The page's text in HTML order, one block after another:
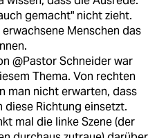
gemacht" nicht zieht.
Menschen das
@Pastor Schneider war
Thema. Von rechten
man nicht erwarten, dass
diese Richtung einsetzt.
mal die linke Szene (der